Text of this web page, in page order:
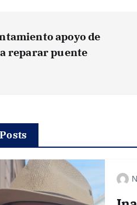
apoyo de
reparar puente